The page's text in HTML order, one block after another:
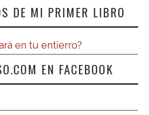
DE MI PRIMER LIBRO
EN FACEBOOK